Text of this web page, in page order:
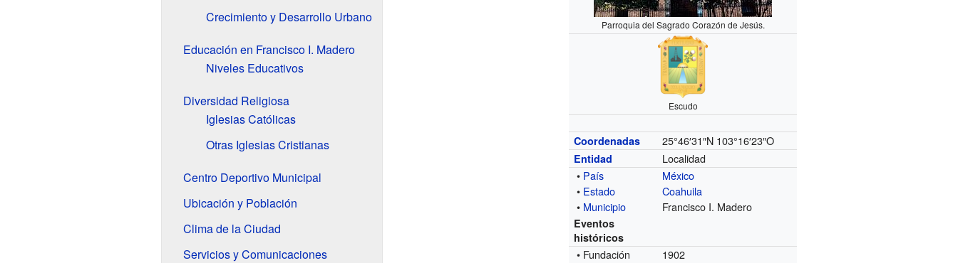
Parroquia del Sagrado Corazón de Jesús.
Escudo
Coordenadas 25°46′31″N 103°16′23″O
Entidad
Localidad
• País
México
• Estado
Coahuila
• Municipio Francisco I. Madero
Eventos
históricos
• Fundación 1902
Crecimiento y Desarrollo Urbano
Educación en Francisco I. Madero
Niveles Educativos
Diversidad Religiosa
Iglesias Católicas
Otras Iglesias Cristianas
Centro Deportivo Municipal
Ubicación y Población
Clima de la Ciudad
Servicios y Comunicaciones